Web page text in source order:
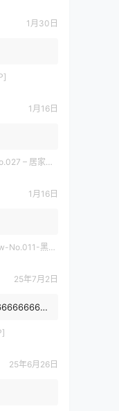
1月30日
1月16日
家自拍 [12P]
1月16日
黑护士 [20P]
25年7月2日
25年6月26日